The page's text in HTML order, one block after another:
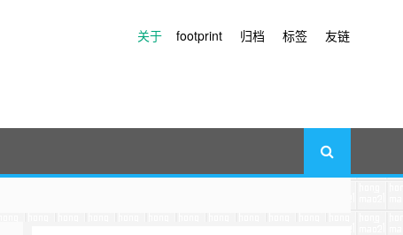
关于 footprint 归档 标签 友链